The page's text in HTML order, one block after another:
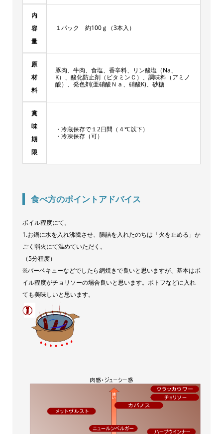
食べ方のポイントアドバイス
ボイル程度にて。
1.お鍋に水を入れ沸騰させ、腸詰を入れたのちは「火を止める」か
ごく弱火にて温めていただく。
（5分程度）
※バーベキューなどでしたら網焼きで良いと思いますが、基本はボ
イル程度がチョリソーの場合良いと思います。ポトフなどに入れ
ても美味しいと思います。
内
容
量
１パック 約100ｇ（3本入）
原
材
料
豚肉、牛肉、食塩、香辛料、リン酸塩（Na、
K）、酸化防止剤（ビタミンＣ）、調味料（アミノ
酸）、発色剤(亜硝酸Ｎａ、硝酸K)、砂糖
賞
味
期
限
・冷蔵保存で１2日間（４℃以下）
・冷凍保存（可）